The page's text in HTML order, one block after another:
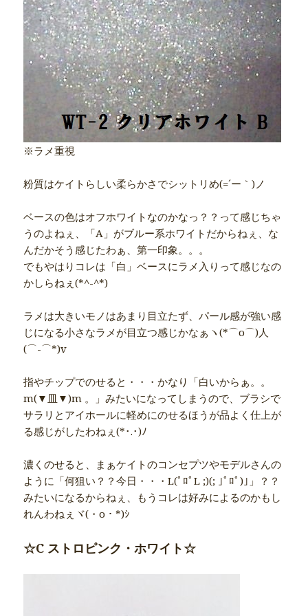
※ラメ重視
粉質はケイトらしい柔らかさでシットリめ(=´ー｀)ノ
ベースの色はオフホワイトなのかなっ？？って感じちゃ
うのよねぇ、「A」がブルー系ホワイトだからねぇ、な
んだかそう感じたわぁ、第一印象。。。
でもやはりコレは「白」ベースにラメ入りって感じなの
かしらねぇ(*^-^*)
ラメは大きいモノはあまり目立たず、パール感が強い感
じになる小さなラメが目立つ感じかなぁヽ(*⌒o⌒)人
(⌒-⌒*)v
指やチップでのせると・・・かなり「白いからぁ。。
m(▼皿▼)m 。」みたいになってしまうので、ブラシで
サラリとアイホールに軽めにのせるほうが品よく仕上が
る感じがしたわねぇ(*･.･)ﾉ
濃くのせると、まぁケイトのコンセプツやモデルさんの
ように「何狙い？？今日・・・L(ﾟﾛﾟL ;)(; ｣ﾟﾛﾟ)｣」？？
みたいになるからねぇ、もうコレは好みによるのかもし
れんわねぇヾ(・o・*)ｼ
☆C ストロピンク・ホワイト☆